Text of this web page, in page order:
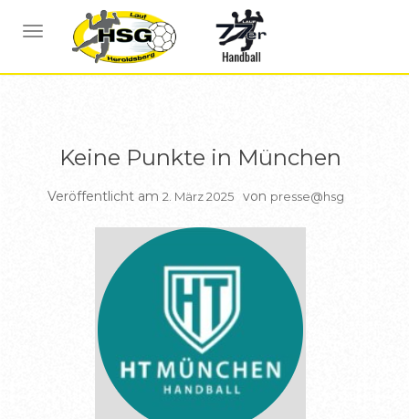
NAVIGATION UMSCHALTEN
BERICHTE HSG1
Keine Punkte in München
Veröffentlicht am 2. März 2025 von presse@hsg